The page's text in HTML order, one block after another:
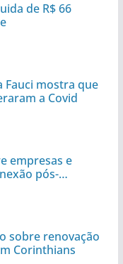
de R$ 66
Fauci mostra que
a Covid
empresas e
pós-
sobre renovação
Corinthians